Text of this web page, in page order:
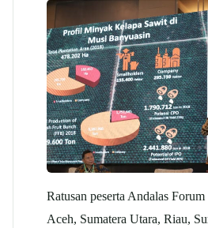
Ratusan peserta Andalas
Aceh, Sumatera Utara, Riau,